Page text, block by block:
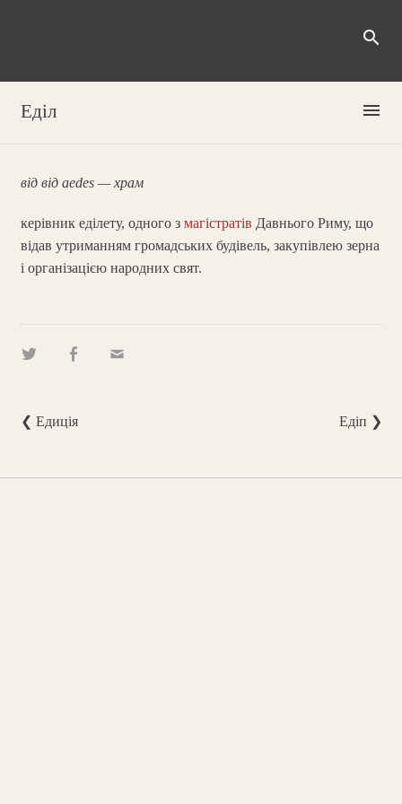
search
Еділ menu
від від aedes — храм
керівник еділету, одного з магістратів Давнього Риму, що
відав утриманням громадських будівель, закупівлею зерна
і організацією народних свят.
❮ Едиція Едіп ❯